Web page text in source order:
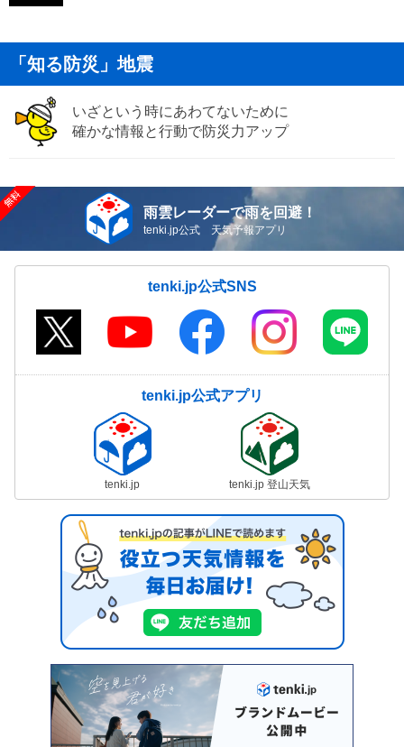
「知る防災」地震
いざという時にあわてないために
確かな情報と行動で防災力アップ
雨雲レーダーで雨を回避！
tenki.jp公式 天気予報アプリ
tenki.jp公式SNS
tenki.jp公式アプリ
tenki.jp tenki.jp 登山天気